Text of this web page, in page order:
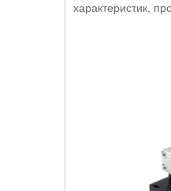
характеристик,